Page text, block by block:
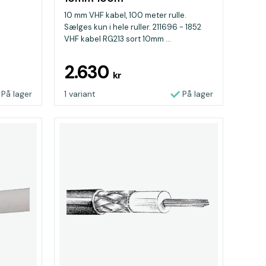
På lager
10 mm VHF kabel, 100 meter rulle.
Sælges kun i hele ruller. 211696 - 1852
VHF kabel RG213 sort 10mm ...
2.630 kr
1 variant På lager